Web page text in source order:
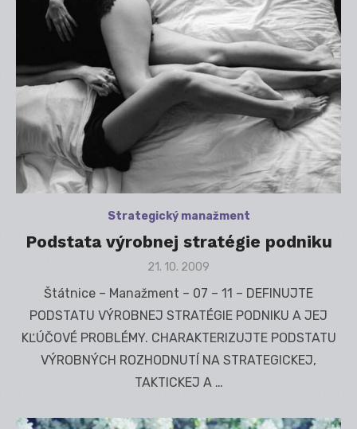
Strategický manažment
Podstata výrobnej stratégie podniku
Posted
21. 10. 2009
Štátnice – Manažment – 07 – 11 – DEFINUJTE
PODSTATU VÝROBNEJ STRATÉGIE PODNIKU A JEJ
KĽÚČOVÉ PROBLÉMY. CHARAKTERIZUJTE PODSTATU
VÝROBNÝCH ROZHODNUTÍ NA STRATEGICKEJ,
TAKTICKEJ A …